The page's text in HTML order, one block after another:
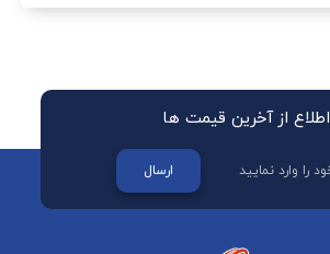
اطلاع از آخرین قیمت ها
ارسال